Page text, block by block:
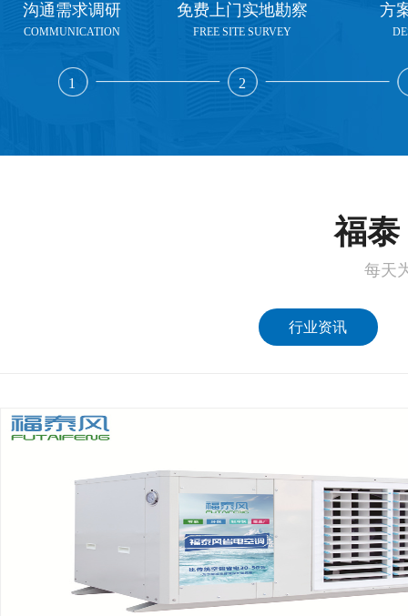
沟通需求调研
COMMUNICATION
1
免费上门实地勘察
FREE SITE SURVEY
2
方
福泰
每天
行业资讯